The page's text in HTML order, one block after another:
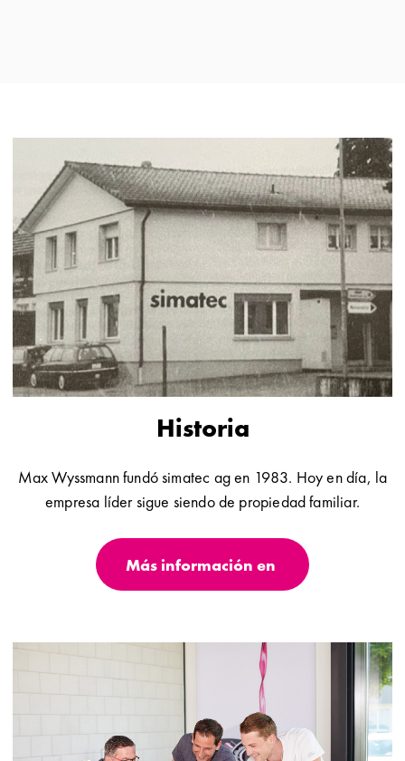
Historia
Max Wyssmann fundó simatec ag en 1983. Hoy en día, la
empresa líder sigue siendo de propiedad familiar.
Más información en